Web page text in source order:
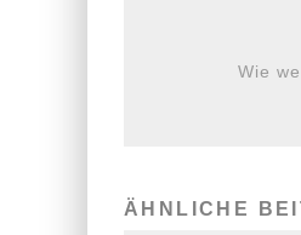
Wie
ÄHNLICHE